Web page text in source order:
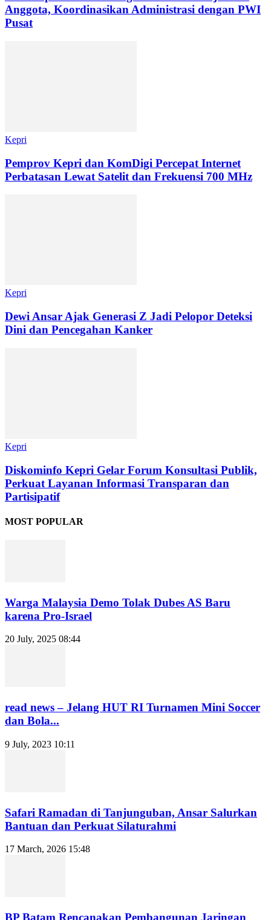
Anggota, Koordinasikan Administrasi dengan PWI
Pusat
Kepri
Pemprov Kepri dan KomDigi Percepat Internet
Perbatasan Lewat Satelit dan Frekuensi 700 MHz
Kepri
Dewi Ansar Ajak Generasi Z Jadi Pelopor Deteksi
Dini dan Pencegahan Kanker
Kepri
Diskominfo Kepri Gelar Forum Konsultasi Publik,
Perkuat Layanan Informasi Transparan dan
Partisipatif
MOST POPULAR
Warga Malaysia Demo Tolak Dubes AS Baru
karena Pro-Israel
20 July, 2025 08:44
read news – Jelang HUT RI Turnamen Mini Soccer
dan Bola...
9 July, 2023 10:11
Safari Ramadan di Tanjunguban, Ansar Salurkan
Bantuan dan Perkuat Silaturahmi
17 March, 2026 15:48
BP Batam Rencanakan Pembangunan Jaringan